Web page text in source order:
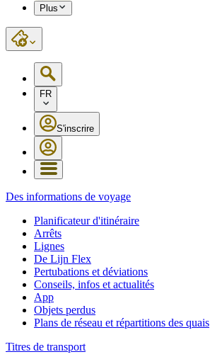
Plus
FR
S'inscrire
Des informations de voyage
Planificateur d'itinéraire
Arrêts
Lignes
De Lijn Flex
Pertubations et déviations
Conseils, infos et actualités
App
Objets perdus
Plans de réseau et répartitions des quais
Titres de transport